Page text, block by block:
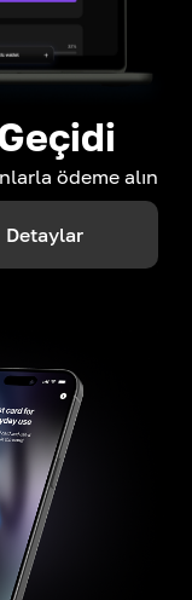
ödeme alın
Detaylar